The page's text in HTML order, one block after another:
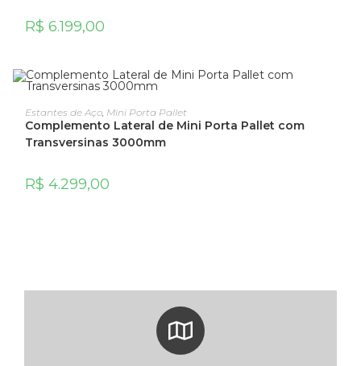
R$ 6.199,00
ADICIONAR AO CARRINHO
Estantes de Aço, Mini Porta Pallet
Complemento Lateral de Mini Porta Pallet com
Transversinas 3000mm
R$ 4.299,00